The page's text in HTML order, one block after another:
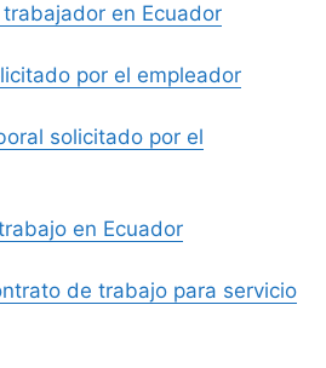
en Ecuador
por el empleador
solicitado por el
en Ecuador
de trabajo para servicio